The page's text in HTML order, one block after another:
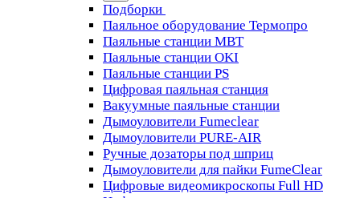
Подборки
Паяльное оборудование Термопро
Паяльные станции MBT
Паяльные станции OKI
Паяльные станции PS
Цифровая паяльная станция
Вакуумные паяльные станции
Дымоуловители Fumeclear
Дымоуловители PURE-AIR
Ручные дозаторы под шприц
Дымоуловители для пайки FumeClear
Цифровые видеомикроскопы Full HD